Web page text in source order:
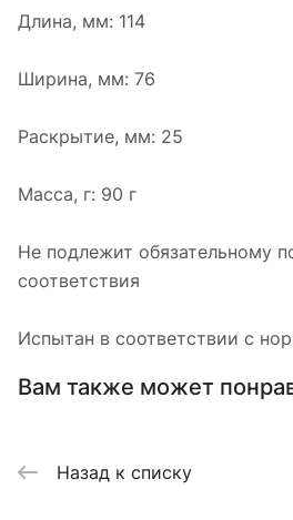
Длина, мм: 114
Ширина, мм: 76
Раскрытие, мм: 25
Масса, г: 90 г
Не подлежит обязательному
соответствия
Испытан в соответствии с
Вам также может
Назад к списку